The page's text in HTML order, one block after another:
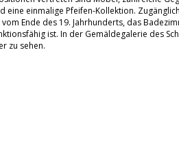
eine einmalige Pfeifen-Kollektion.
Ende des 19. Jahrhunderts, das
ist. In der Gemäldegalerie des
zu sehen.